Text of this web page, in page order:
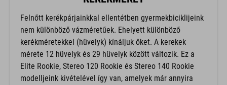
nem különböző vázméretűek. Ehelyett különböző
kerékméretekkel (hüvelyk) kínáljuk őket. A kerekek
mérete 12 hüvelyk és 29 hüvelyk között változik. Ez a
Elite Rookie, Stereo 120 Rookie és Stereo 140 Rookie
modelljeink kivételével így van, amelyek már annyira
közel állnak a felnőtt hegyikerékpárjainkhoz, hogy